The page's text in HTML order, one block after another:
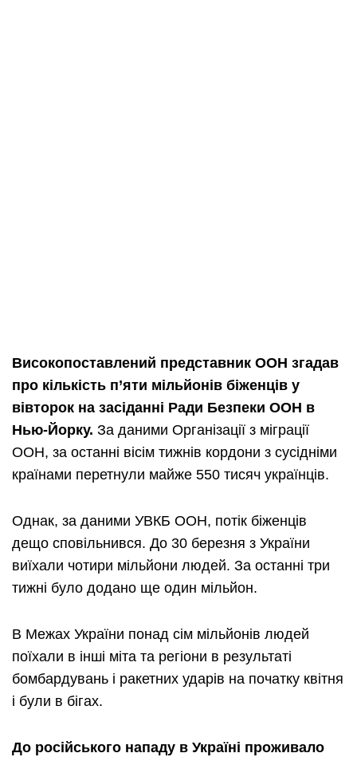
Високопоставлений представник ООН згадав
про кількість п’яти мільйонів біженців у
вівторок на засіданні Ради Безпеки ООН в
Нью-Йорку. За даними Організації з міграції
ООН, за останні вісім тижнів кордони з сусідніми
країнами перетнули майже 550 тисяч українців.
Однак, за даними УВКБ ООН, потік біженців
дещо сповільнився. До 30 березня з України
виїхали чотири мільйони людей. За останні три
тижні було додано ще один мільйон.
В Межах України понад сім мільйонів людей
поїхали в інші міта та регіони в результаті
бомбардувань і ракетних ударів на початку квітня
і були в бігах.
До російського нападу в Україні проживало